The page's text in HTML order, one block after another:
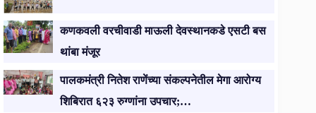
कणकवली वरचीवाडी माऊली देवस्थानकडे एसटी बस
थांबा मंजूर
पालकमंत्री नितेश राणेंच्या संकल्पनेतील मेगा आरोग्य
शिबिरात ६२३ रुग्णांना उपचार;…